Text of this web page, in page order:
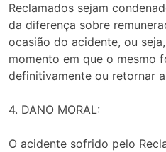
Reclamados sejam
da diferença sobre
ocasião do acidente, ou
momento em que o mesmo
definitivamente ou retornar
4. DANO MORAL:
O acidente sofrido pelo